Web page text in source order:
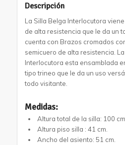
Descripción
La Silla Belga Interlocutora
de alta resistencia que le da un
cuenta con Brazos cromados
semicuero de alta resistencia.
Interlocutora esta ensamblada
tipo trineo que le da un uso
todo visitante.
Medidas:
Altura total de la silla: 100 cm.
Altura piso silla : 41 cm.
Ancho del asiento: 51 cm.